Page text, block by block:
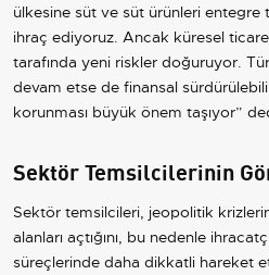
ülkesine süt ve süt ürünleri
ihraç ediyoruz. Ancak küresel
tarafında yeni riskler doğuruyor.
devam etse de finansal
korunması büyük önem taşıyor”
Sektör Temsilcilerinin
Sektör temsilcileri, jeopolitik
alanları açtığını, bu nedenle
süreçlerinde daha dikkatli hareket